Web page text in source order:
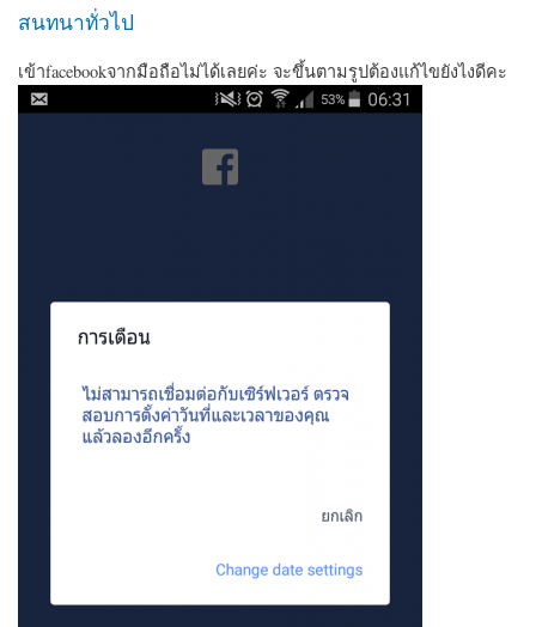
สนทนาทั่วไป
เข้าfacebookจากมือถือไม่ได้เลยค่ะ จะขึ้นตามรูปต้องแก้ไขยังไงดีคะ